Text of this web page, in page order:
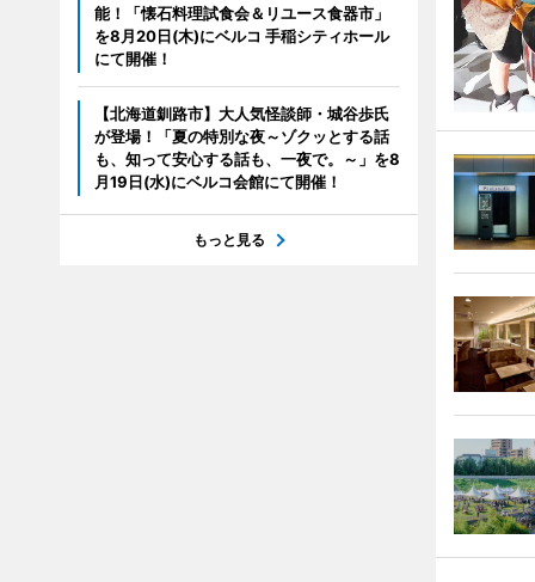
能！「懐石料理試食会＆リユース食器市」
を8月20日(木)にベルコ 手稲シティホール
にて開催！
【北海道釧路市】大人気怪談師・城谷歩氏
が登場！「夏の特別な夜～ゾクッとする話
も、知って安心する話も、一夜で。～」を8
月19日(水)にベルコ会館にて開催！
もっと見る